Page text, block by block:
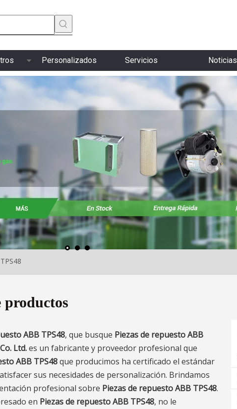
Personalizados Servicios Noticias
productos
ABB TPS48, que busque Piezas de repuesto ABB
Ltd.es un fabricante y proveedor profesional que
ABB TPS48que producimos ha certificado el estándar
sus necesidades de personalización. Brindamos
profesional sobre Piezas de repuesto ABB TPS48.
en Piezas de repuesto ABB TPS48, no le